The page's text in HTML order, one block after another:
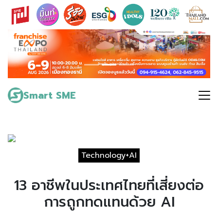
Skip
content
Smart SME
Search
for:
Technology+AI
13 อาชีพในประเทศไทยที่เสี่ยงต่อ
การถูกทดแทนด้วย AI